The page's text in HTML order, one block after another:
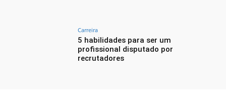
Carreira
5 habilidades para ser um
profissional disputado por
recrutadores